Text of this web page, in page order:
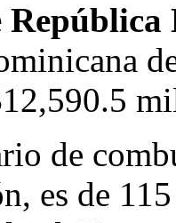
de
es de